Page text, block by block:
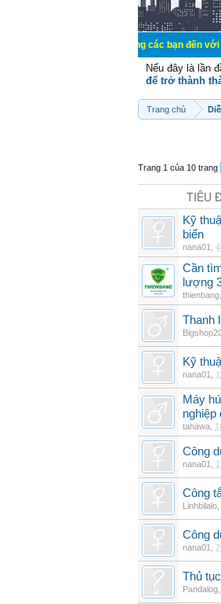
Chào mừng các bạn đến với Diễn đàn
Nếu đây là lần
để trở thành
Trang chủ
Trang 1 của 10 trang
TIÊU
Kỹ
biển
nana01
Cần
lượng
thienbang
Thanh
Kỹ
nana01
Máy
nghiệp
tahawa
Công
nana01
Công
Linhbilalo
Công
nana01
Thủ
Pandalog